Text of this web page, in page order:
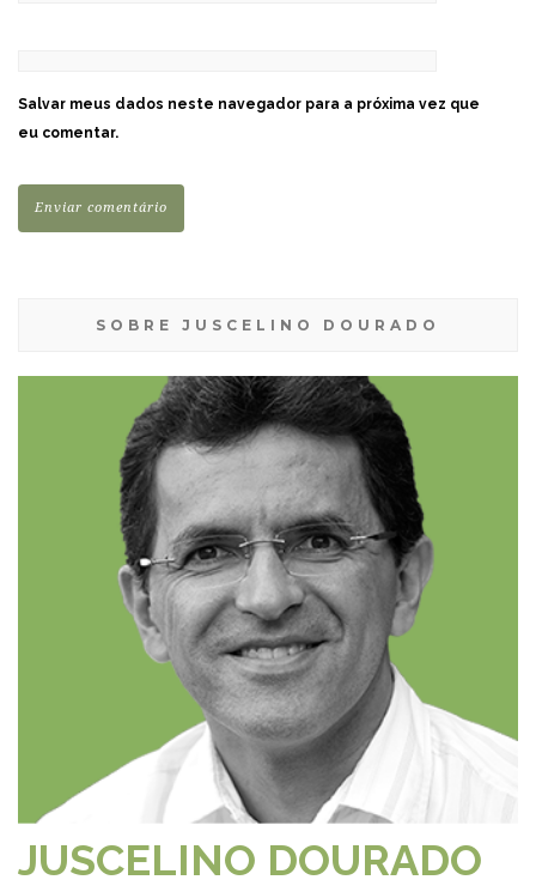
Salvar meus dados neste navegador para a próxima vez que
eu comentar.
SOBRE JUSCELINO DOURADO
JUSCELINO DOURADO